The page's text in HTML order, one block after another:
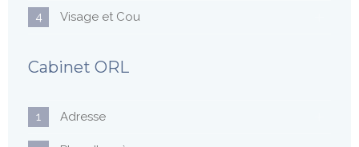
4 Visage et Cou
Cabinet ORL
1 Adresse